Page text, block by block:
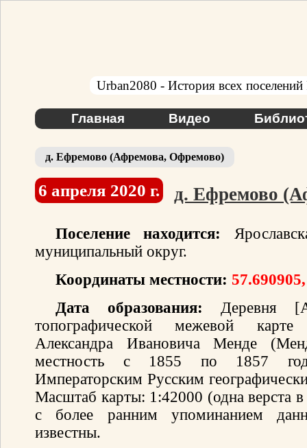
Urban2080 - История всех поселений
Главная Видео
д. Ефремово (Афремова, Офремово)
6 апреля 2020 г. д. Ефремово
Поселение находится:
муниципальный округ.
Координаты местности:
Дата образования: Деревня
топографической межевой карте
Александра Ивановича Менде
местность с 1855 по 1857
Императорским Русским
Масштаб карты: 1:42000 (одна верста
с более ранним упоминанием
известны.